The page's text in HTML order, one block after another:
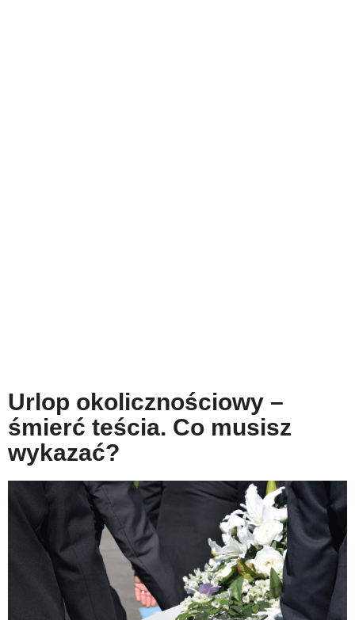
Urlop okolicznościowy –
śmierć teścia. Co musisz
wykazać?